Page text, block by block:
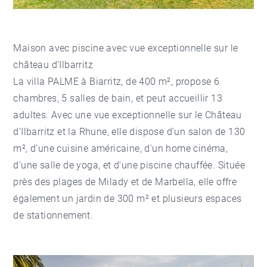
Maison avec piscine avec vue exceptionnelle sur le
château d’Ilbarritz
La villa PALME à Biarritz, de 400 m², propose 6
chambres, 5 salles de bain, et peut accueillir 13
adultes. Avec une vue exceptionnelle sur le Château
d’Ilbarritz et la Rhune, elle dispose d'un salon de 130
m², d'une cuisine américaine, d'un home cinéma,
d'une salle de yoga, et d'une piscine chauffée. Située
près des plages de Milady et de Marbella, elle offre
également un jardin de 300 m² et plusieurs espaces
de stationnement.